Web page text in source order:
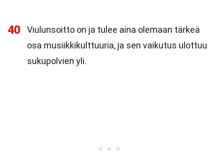
40
Viulunsoitto on ja tulee aina olemaan tärkeä
osa musiikkikulttuuria, ja sen vaikutus ulottuu
sukupolvien yli.